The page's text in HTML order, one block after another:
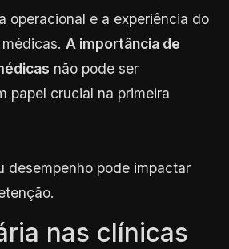
operacional e a experiência do
A importância de
não pode ser
papel crucial na primeira
desempenho pode impactar
nas clínicas